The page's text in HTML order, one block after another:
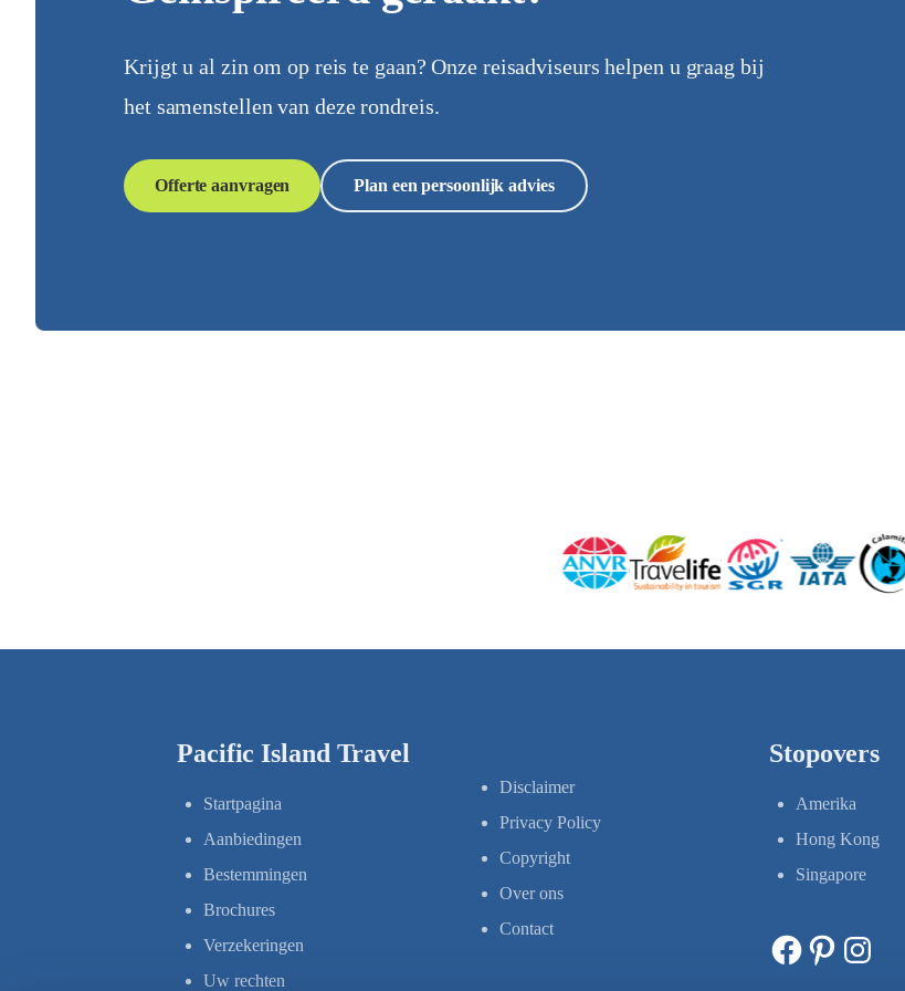
Krijgt u al zin om op reis te gaan? Onze reisadviseurs helpen u graag bij
het samenstellen van deze rondreis.
Offerte aanvragen Plan een persoonlijk advies
Pacific Island Travel
Startpagina
Aanbiedingen
Bestemmingen
Brochures
Verzekeringen
Uw rechten
Disclaimer
Privacy Policy
Copyright
Over ons
Contact
Stopovers
Amerika
Hong Kong
Singapore
Facebook Pinterest Instagram